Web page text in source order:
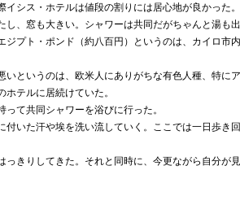
シス・ホテルは値段の割りには居心地が良かった。
、窓も大きい。シャワーは共同だがちゃんと湯も
ジプト・ポンド（約八百円）というのは、カイロ市
というのは、欧米人にありがちな有色人種、特に
テルに居続けていた。
て共同シャワーを浴びに行った。
いた汗や埃を洗い流していく。ここでは一日歩き回
きりしてきた。それと同時に、今更ながら自分が